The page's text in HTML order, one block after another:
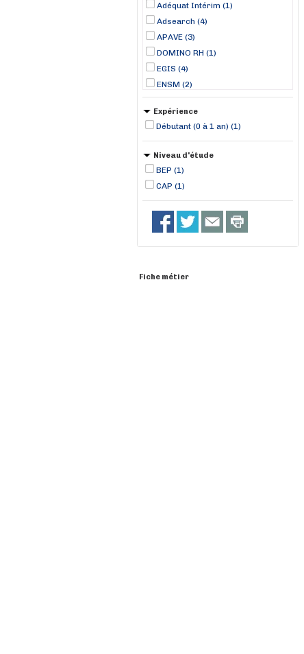
Adéquat Intérim (1)
Adsearch (4)
APAVE (3)
DOMINO RH (1)
EGIS (4)
ENSM (2)
France Travail (25)
Manpower (12)
MISTERTEMP (1)
Expérience
Débutant (0 à 1 an) (1)
Niveau d'étude
BEP (1)
CAP (1)
Fiche métier